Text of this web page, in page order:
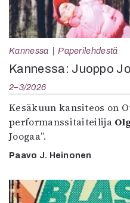
Kannessa Paperilehdestä
Kannessa: Juoppo
2–3/2026
Kesäkuun kansiteos on
performanssitaiteilija
Joogaa”.
Paavo J. Heinonen